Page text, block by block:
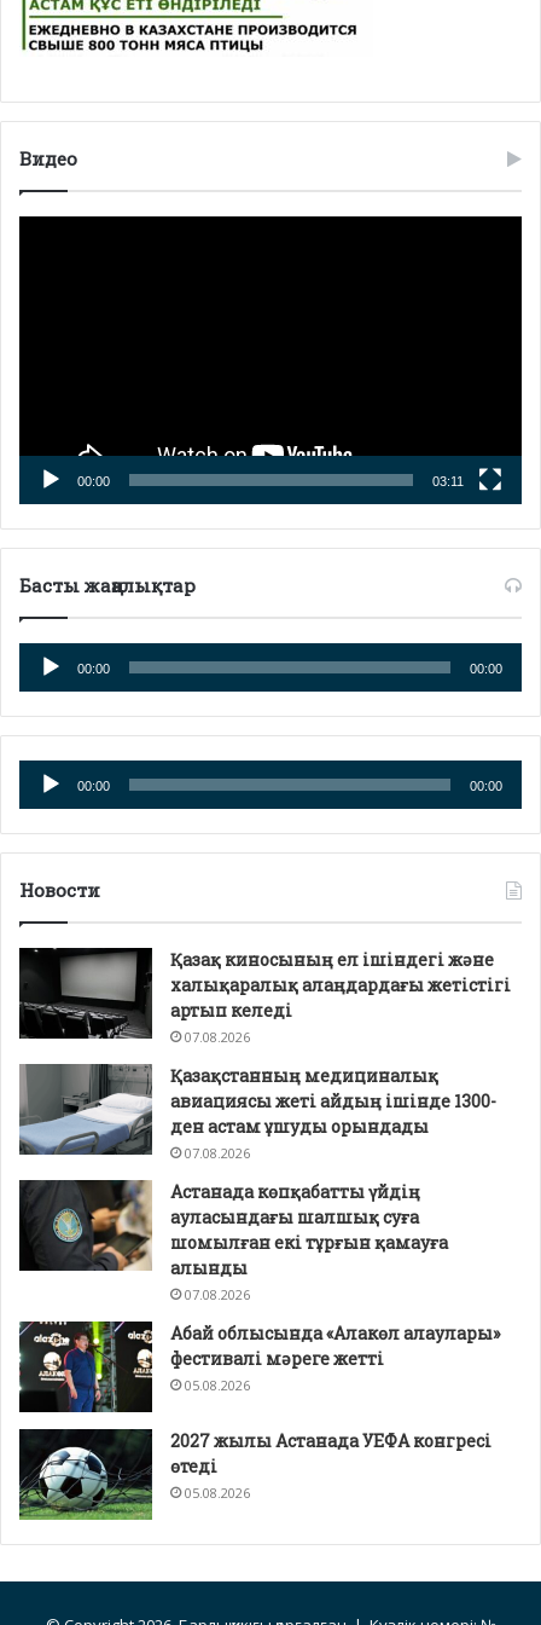
Видео
00:00 03:11
Басты жаңалықтар
Аудио
плейер
00:00 00:00
Аудио
плейер
00:00 00:00
Новости
Қазақ киносының ел ішіндегі және
халықаралық алаңдардағы жетістігі
артып келеді
07.08.2026
Қазақстанның медициналық
авиациясы жеті айдың ішінде 1300-
ден астам ұшуды орындады
07.08.2026
Астанада көпқабатты үйдің
ауласындағы шалшық суға
шомылған екі тұрғын қамауға
алынды
07.08.2026
Абай облысында «Алакөл алаулары»
фестивалі мәреге жетті
05.08.2026
2027 жылы Астанада УЕФА конгресі
өтеді
05.08.2026